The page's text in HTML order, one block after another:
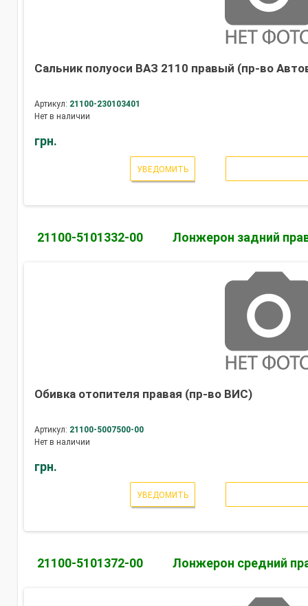
Сальник полуоси ВАЗ 2110 правый (пр-во
Артикул: 21100-230103401
Нет в наличии
грн.
УВЕДОМИТЬ
21100-5101332-00 Лонжерон задний
Обивка отопителя правая (пр-во ВИС)
Артикул: 21100-5007500-00
Нет в наличии
грн.
УВЕДОМИТЬ
21100-5101372-00 Лонжерон средний